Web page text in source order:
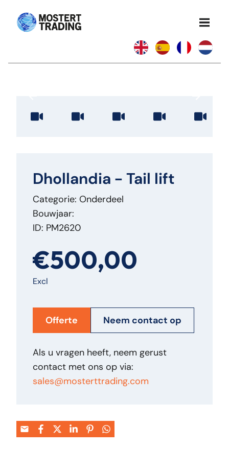
Dhollandia - Tail lift
Categorie: Onderdeel
Bouwjaar:
ID: PM2620
€500,00
Excl
Offerte Neem contact op
Als u vragen heeft, neem gerust
contact met ons op via:
sales@mosterttrading.com